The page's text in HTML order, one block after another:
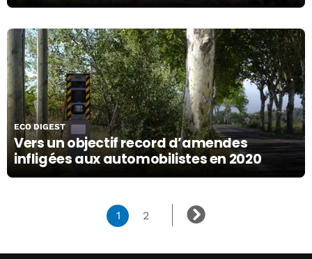
Vers un objectif record d’amendes
infligées aux automobilistes en 2020
ECO DIGEST
10/10/19
1 2